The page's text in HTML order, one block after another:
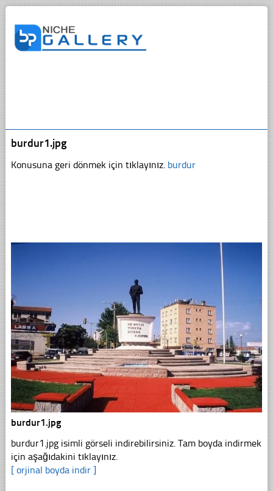
burdur1.jpg
Konusuna geri dönmek için tıklayınız. burdur
burdur1.jpg
burdur1.jpg isimli görseli indirebilirsiniz. Tam boyda indirmek
için aşağıdakini tıklayınız.
[ orjinal boyda indir ]